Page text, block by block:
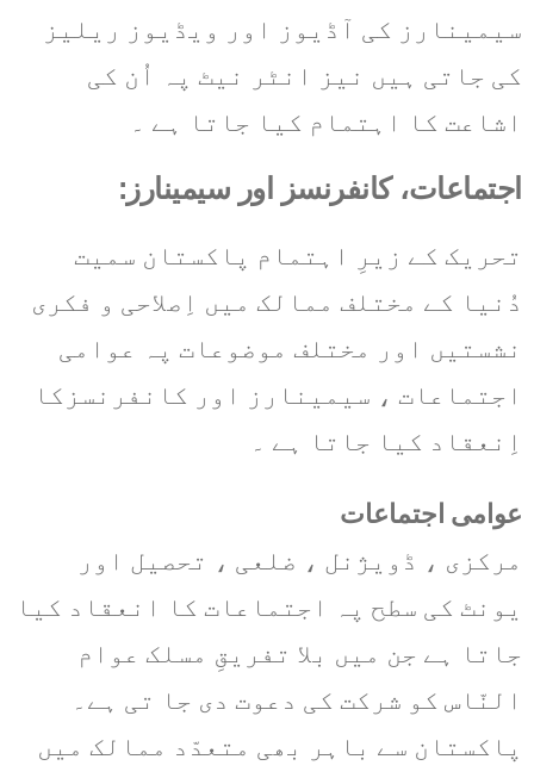
سیمینارز کی آڈیوز اور ویڈیوز ریلیز
کی جاتی ہیں نیز انٹر نیٹ پہ اُن کی
اشاعت کا اہتمام کیا جاتا ہے ۔
اجتماعات، کانفرنسز اور سیمینارز:
تحریک کے زیرِ اہتمام پاکستان سمیت
دُنیا کے مختلف ممالک میں اِصلاحی و فکری
نشستیں اور مختلف موضوعات پہ عوامی
اجتماعات ، سیمینارز اور کانفرنسزکا
اِنعقاد کیا جاتا ہے ۔
عوامی اجتماعات
مرکزی ، ڈویژنل ، ضلعی ، تحصیل اور
یونٹ کی سطح پہ اجتماعات کا انعقاد کیا
جاتا ہے جن میں بلا تفریقِ مسلک عوام
النّاس کو شرکت کی دعوت دی جا تی ہے ۔
پاکستان سے باہر بھی متعدّد ممالک میں